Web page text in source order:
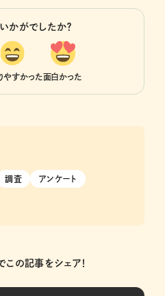
かがでしたか？
やすかった面白かった
調査 アンケート
の記事をシェア！